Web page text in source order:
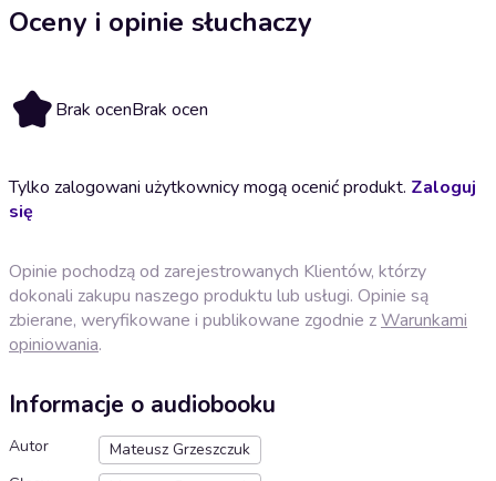
Oceny i opinie słuchaczy
Brak ocenBrak ocen
Tylko zalogowani użytkownicy mogą ocenić produkt. Zaloguj
się
Opinie pochodzą od zarejestrowanych Klientów, którzy
dokonali zakupu naszego produktu lub usługi. Opinie są
zbierane, weryfikowane i publikowane zgodnie zWarunkami
opiniowania.
Informacje o audiobooku
Autor
Mateusz Grzeszczuk